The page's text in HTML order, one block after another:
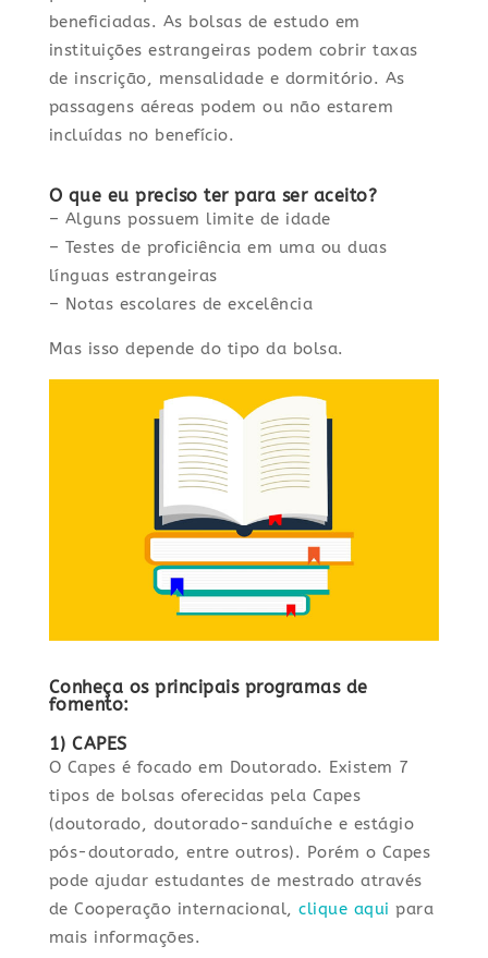
beneficiadas. As bolsas de estudo em
instituições estrangeiras podem cobrir taxas
de inscrição, mensalidade e dormitório. As
passagens aéreas podem ou não estarem
incluídas no benefício.
O que eu preciso ter para ser aceito?
– Alguns possuem limite de idade
– Testes de proficiência em uma ou duas
línguas estrangeiras
– Notas escolares de excelência
Mas isso depende do tipo da bolsa.
Conheça os principais programas de
fomento:
1) CAPES
O Capes é focado em Doutorado. Existem 7
tipos de bolsas oferecidas pela Capes
(doutorado, doutorado-sanduíche e estágio
pós-doutorado, entre outros). Porém o Capes
pode ajudar estudantes de mestrado através
de Cooperação internacional,clique aqui para
mais informações.